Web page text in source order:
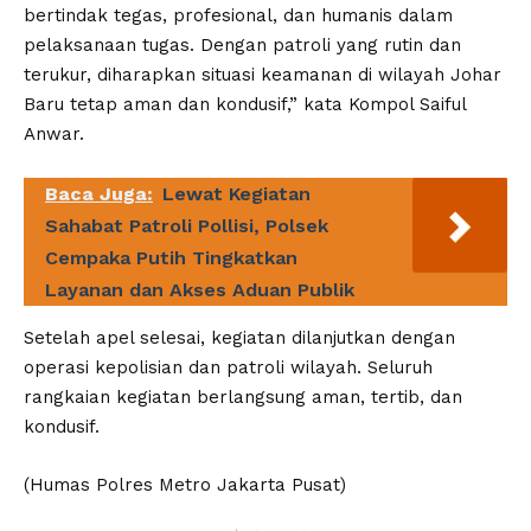
bertindak tegas, profesional, dan humanis dalam
pelaksanaan tugas. Dengan patroli yang rutin dan
terukur, diharapkan situasi keamanan di wilayah Johar
Baru tetap aman dan kondusif,” kata Kompol Saiful
Anwar.
Baca Juga: Lewat Kegiatan
Sahabat Patroli Pollisi, Polsek
Cempaka Putih Tingkatkan
Layanan dan Akses Aduan Publik
Setelah apel selesai, kegiatan dilanjutkan dengan
operasi kepolisian dan patroli wilayah. Seluruh
rangkaian kegiatan berlangsung aman, tertib, dan
kondusif.
(Humas Polres Metro Jakarta Pusat)